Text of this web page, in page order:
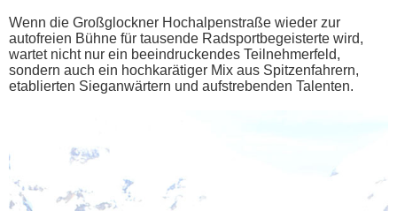
Wenn die Großglockner Hochalpenstraße wieder zur
autofreien Bühne für tausende Radsportbegeisterte wird,
wartet nicht nur ein beeindruckendes Teilnehmerfeld,
sondern auch ein hochkarätiger Mix aus Spitzenfahrern,
etablierten Sieganwärtern und aufstrebenden Talenten.